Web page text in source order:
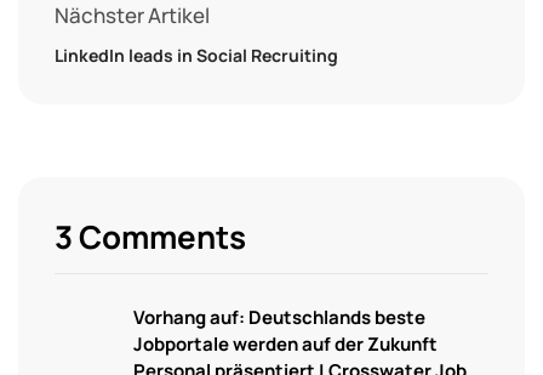
Nächster Artikel
LinkedIn leads in Social Recruiting
3 Comments
Vorhang auf: Deutschlands beste
Jobportale werden auf der Zukunft